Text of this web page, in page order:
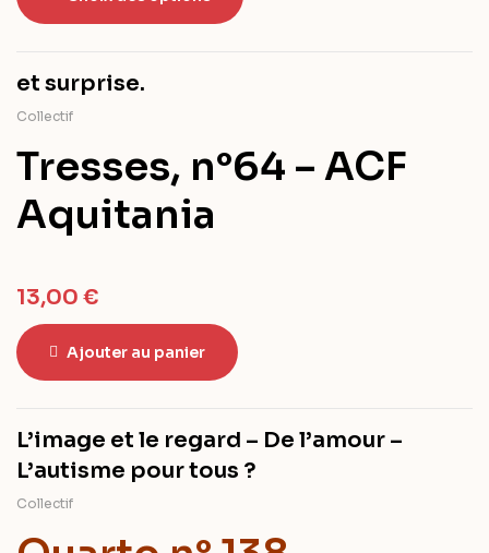
et surprise.
Collectif
Tresses, n°64 – ACF
Aquitania
13,00 €
Ajouter au panier
L’image et le regard – De l’amour –
L’autisme pour tous ?
Collectif